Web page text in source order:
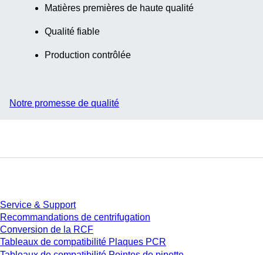
Matières premières de haute qualité
Qualité fiable
Production contrôlée
Notre promesse de qualité
Service & Support
Recommandations de centrifugation
Conversion de la RCF
Tableaux de compatibilité Plaques PCR